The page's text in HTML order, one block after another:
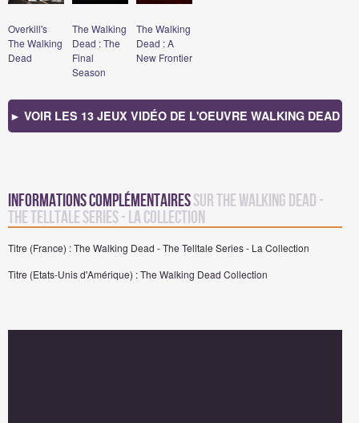
Overkill's
The Walking
Dead
The Walking
Dead : The
Final
Season
The Walking
Dead : A
New Frontier
► VOIR LES 13 JEUX VIDÉO DE L'OEUVRE WALKING DEAD
Informations complémentairessur The Walking Dead -
The Telltale Series - La Collection
Titre (France) : The Walking Dead - The Telltale Series - La Collection
Titre (Etats-Unis d'Amérique) : The Walking Dead Collection